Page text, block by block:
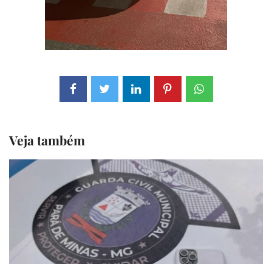
Veja também